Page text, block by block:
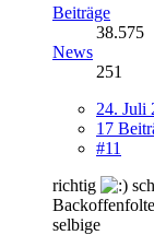
Beiträge
38.575
News
251
24. Juli
17
#11
richtig
selbige